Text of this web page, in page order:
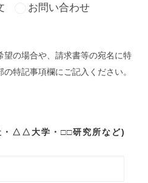
お問い合わせ
の場合や、請求書等の宛名に特
特記事項欄にご記入ください。
・△△大学・□□研究所など)